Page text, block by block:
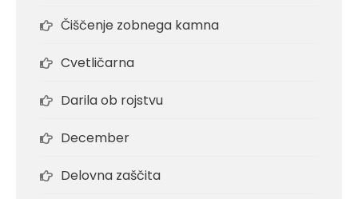
Čiščenje zobnega kamna
Cvetličarna
Darila ob rojstvu
December
Delovna zaščita